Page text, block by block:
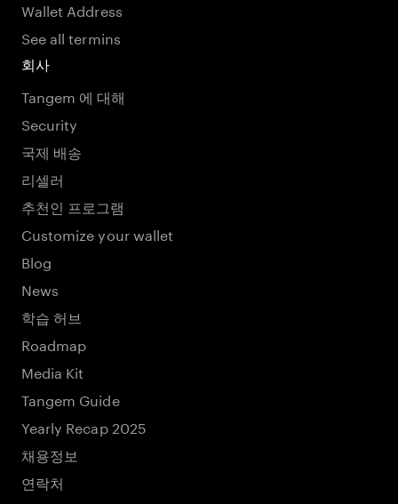
Wallet Address
See all termins
회사
Tangem 에 대해
Security
국제 배송
리셀러
추천인 프로그램
Customize your wallet
Blog
News
학습 허브
Roadmap
Media Kit
Tangem Guide
Yearly Recap 2025
채용정보
연락처